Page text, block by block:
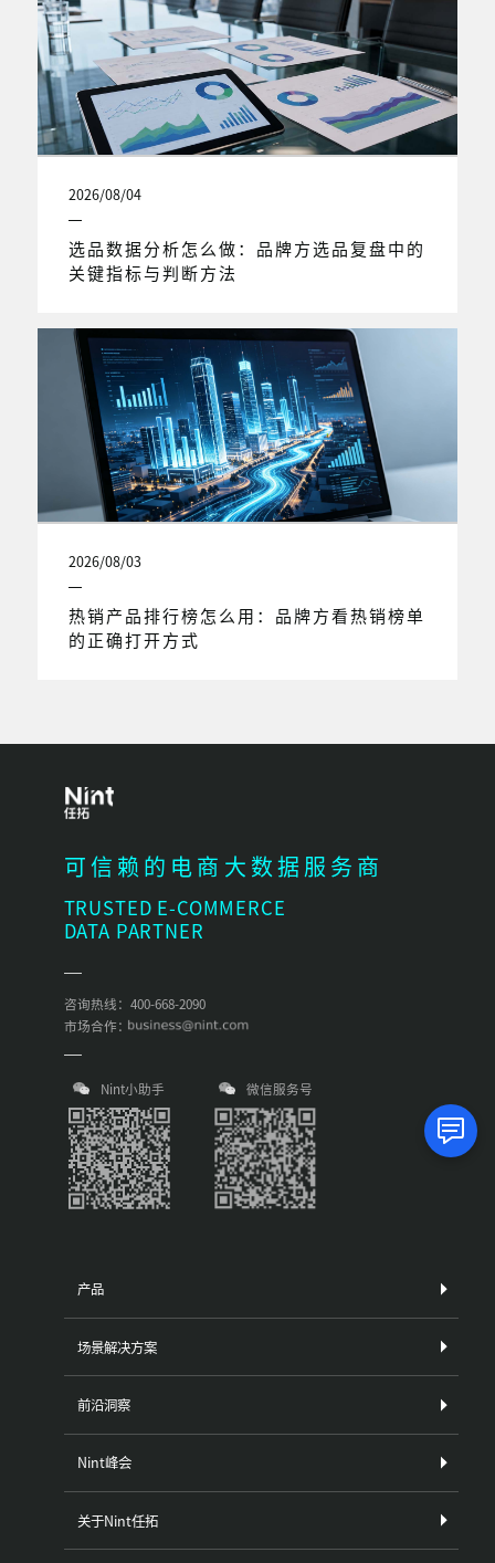
2026/08/04
选品数据分析怎么做：品牌方选品复盘中的
关键指标与判断方法
2026/08/03
热销产品排行榜怎么用：品牌方看热销榜单
的正确打开方式
可信赖的电商大数据服务商
TRUSTED E-COMMERCE
DATA PARTNER
咨询热线：400-668-2090
市场合作：
Nint小助手 微信服务号
产品
场景解决方案
前沿洞察
Nint峰会
关于Nint任拓